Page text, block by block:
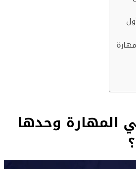
المهارة وحدها